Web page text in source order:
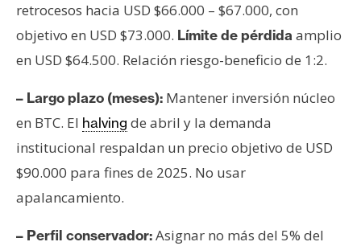
retrocesos hacia USD $66.000 – $67.000, con
objetivo en USD $73.000. Límite de pérdida amplio
en USD $64.500. Relación riesgo-beneficio de 1:2.
– Largo plazo (meses): Mantener inversión núcleo
en BTC. El halving de abril y la demanda
institucional respaldan un precio objetivo de USD
$90.000 para fines de 2025. No usar
apalancamiento.
– Perfil conservador:Asignar no más del 5% del